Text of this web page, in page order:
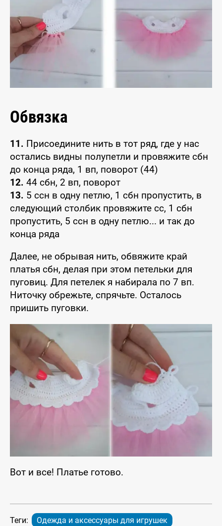
Обвязка
11. Присоедините нить в тот ряд, где у нас
остались видны полупетли и провяжите сбн
до конца ряда, 1 вп, поворот (44)
12. 44 сбн, 2 вп, поворот
13. 5 ссн в одну петлю, 1 сбн пропустить, в
следующий столбик провяжите сс, 1 сбн
пропустить, 5 ссн в одну петлю... и так до
конца ряда
Далее, не обрывая нить, обвяжите край
платья сбн, делая при этом петельки для
пуговиц. Для петелек я набирала по 7 вп.
Ниточку обрежьте, спрячьте. Осталось
пришить пуговки.
Вот и все! Платье готово.
Теги: Одежда и аксессуары для игрушек